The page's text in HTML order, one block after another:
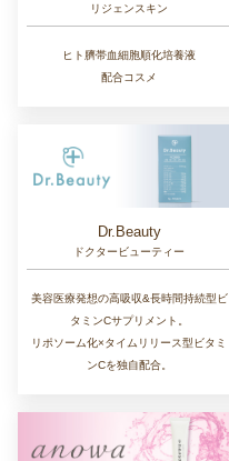
リジェンスキン
ヒト臍帯血細胞順化培養液
配合コスメ
Dr.Beauty
ドクタービューティー
美容医療発想の高吸収&長時間持続型ビ
タミンCサプリメント。
リポソーム化×タイムリリース型ビタミ
ンCを独自配合。